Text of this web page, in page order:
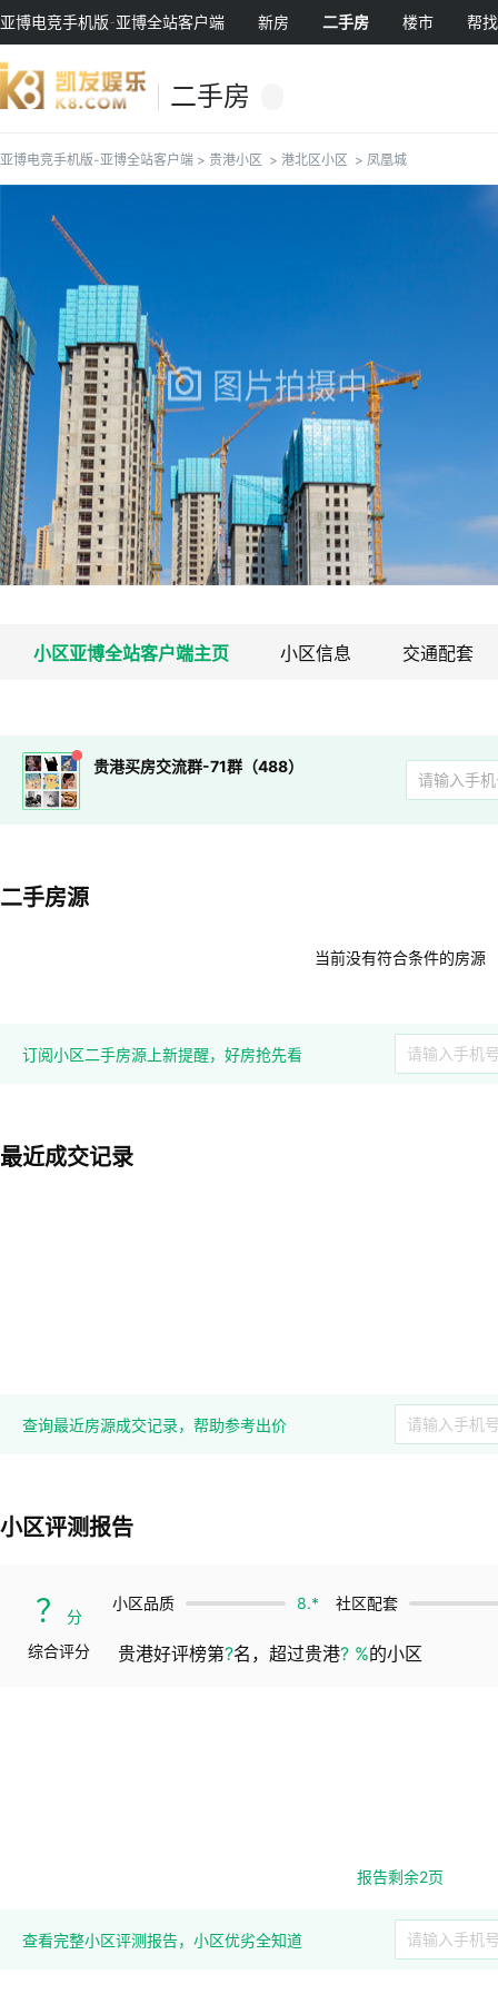
亚博电竞手机版-亚博全站客户端 新房 二手房 楼市 帮
二手房
亚博电竞手机版-亚博全站客户端 > 贵港小区 > 港北区小区 > 凤凰城
小区亚博全站客户端主页 小区信息 交通配套
贵港买房交流群-71群（488）
二手房源
当前没有符合条件的房源
订阅小区二手房源上新提醒，好房抢先看
最近成交记录
查询最近房源成交记录，帮助参考出价
小区评测报告
？
分
综合评分
小区品质 8.* 社区配套
贵港好评榜第?名，超过贵港? %的小区
报告剩余2页
查看完整小区评测报告，小区优劣全知道